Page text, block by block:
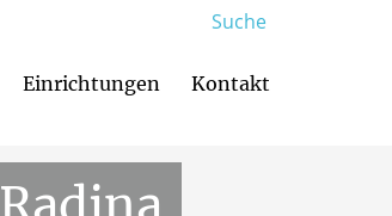
Einrichtungen Kontakt
Suche